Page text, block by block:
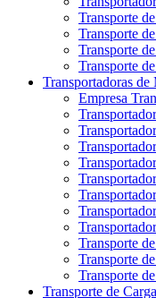
Transporte
Transporte
Transporte
Transporte
Transportadoras de
Empresa
Transporte
Transporte
Transporte
Transporte de